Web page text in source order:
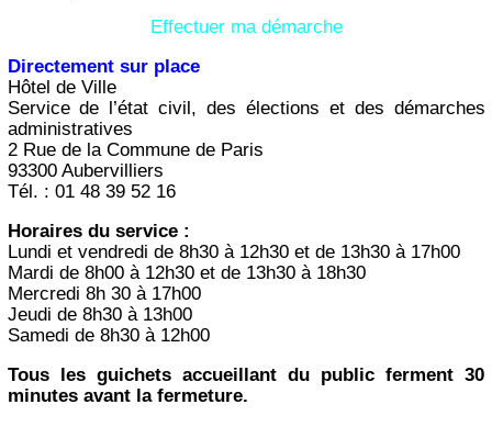
Effectuer ma démarche
Directement sur place
Hôtel de Ville
Service de l’état civil, des élections et des démarches
administratives
2 Rue de la Commune de Paris
93300 Aubervilliers
Tél. : 01 48 39 52 16
Horaires du service :
Lundi et vendredi de 8h30 à 12h30 et de 13h30 à 17h00
Mardi de 8h00 à 12h30 et de 13h30 à 18h30
Mercredi 8h 30 à 17h00
Jeudi de 8h30 à 13h00
Samedi de 8h30 à 12h00
Tous les guichets accueillant du public ferment 30
minutes avant la fermeture.